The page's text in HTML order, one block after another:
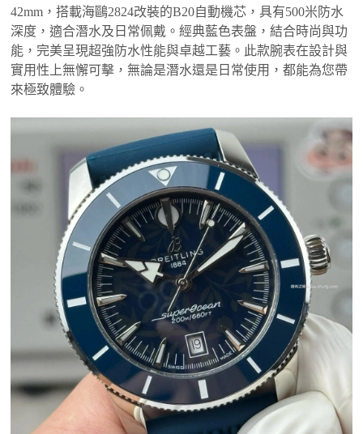
42mm，搭載海鷗2824改裝的B20自動機芯，具有500米防水
深度，適合潛水及日常佩戴。經典藍色表盤，結合時尚與功
能，完美呈現超強防水性能與卓越工藝。此款腕表在設計與
實用性上無懈可擊，無論是潛水還是日常使用，都能為您帶
來極致體驗。